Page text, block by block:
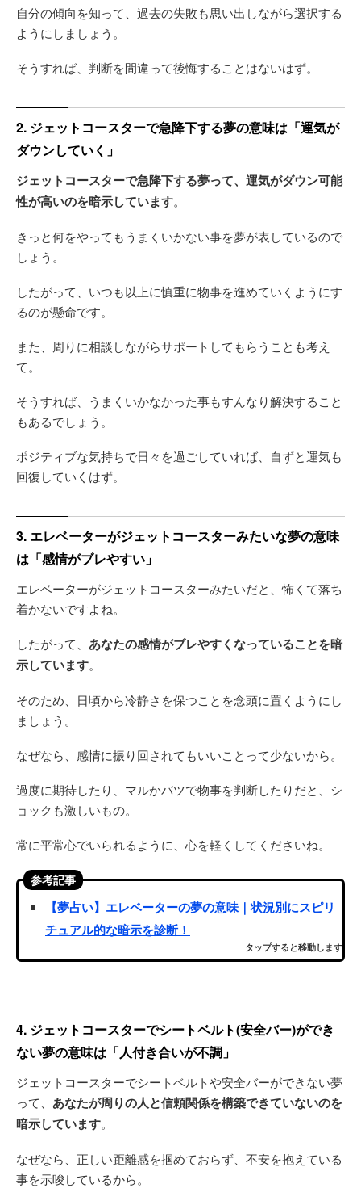
自分の傾向を知って、過去の失敗も思い出しながら選択する
ようにしましょう。
そうすれば、判断を間違って後悔することはないはず。
2. ジェットコースターで急降下する夢の意味は「運気が
ダウンしていく」
ジェットコースターで急降下する夢って、運気がダウン可能
性が高いのを暗示しています。
きっと何をやってもうまくいかない事を夢が表しているので
しょう。
したがって、いつも以上に慎重に物事を進めていくようにす
るのが懸命です。
また、周りに相談しながらサポートしてもらうことも考え
て。
そうすれば、うまくいかなかった事もすんなり解決すること
もあるでしょう。
ポジティブな気持ちで日々を過ごしていれば、自ずと運気も
回復していくはず。
3. エレベーターがジェットコースターみたいな夢の意味
は「感情がブレやすい」
エレベーターがジェットコースターみたいだと、怖くて落ち
着かないですよね。
したがって、 あなたの感情がブレやすくなっていることを暗
示しています。
そのため、日頃から冷静さを保つことを念頭に置くようにし
ましょう。
なぜなら、感情に振り回されてもいいことって少ないから。
過度に期待したり、マルかバツで物事を判断したりだと、シ
ョックも激しいもの。
常に平常心でいられるように、心を軽くしてくださいね。
参考記事
【夢占い】エレベーターの夢の意味｜状況別にスピリ
チュアル的な暗示を診断！
タップすると移動します
4. ジェットコースターでシートベルト(安全バー)ができ
ない夢の意味は「人付き合いが不調」
ジェットコースターでシートベルトや安全バーができない夢
って、 あなたが周りの人と信頼関係を構築できていないのを
暗示しています。
なぜなら、正しい距離感を掴めておらず、不安を抱えている
事を示唆しているから。